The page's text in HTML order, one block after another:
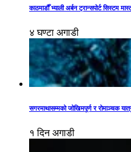
काठमाडौँ भ्याली अर्बन ट्रान्सपोर्ट सिस्टम
४ घण्टा अगाडी
सगरमाथासम्मको जोखिमपूर्ण र रोमाञ्चक
१ दिन अगाडी